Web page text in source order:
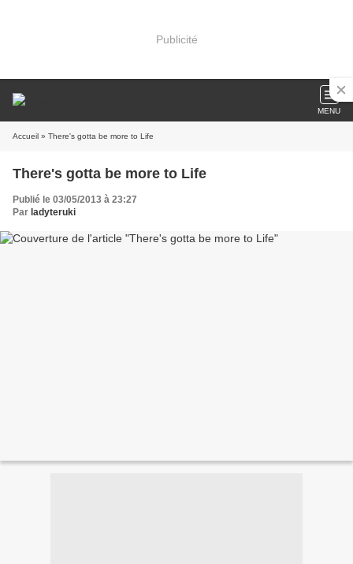
Publicité
MENU
Accueil » There's gotta be more to Life
There's gotta be more to Life
Publié le 03/05/2013 à 23:27
Par ladyteruki